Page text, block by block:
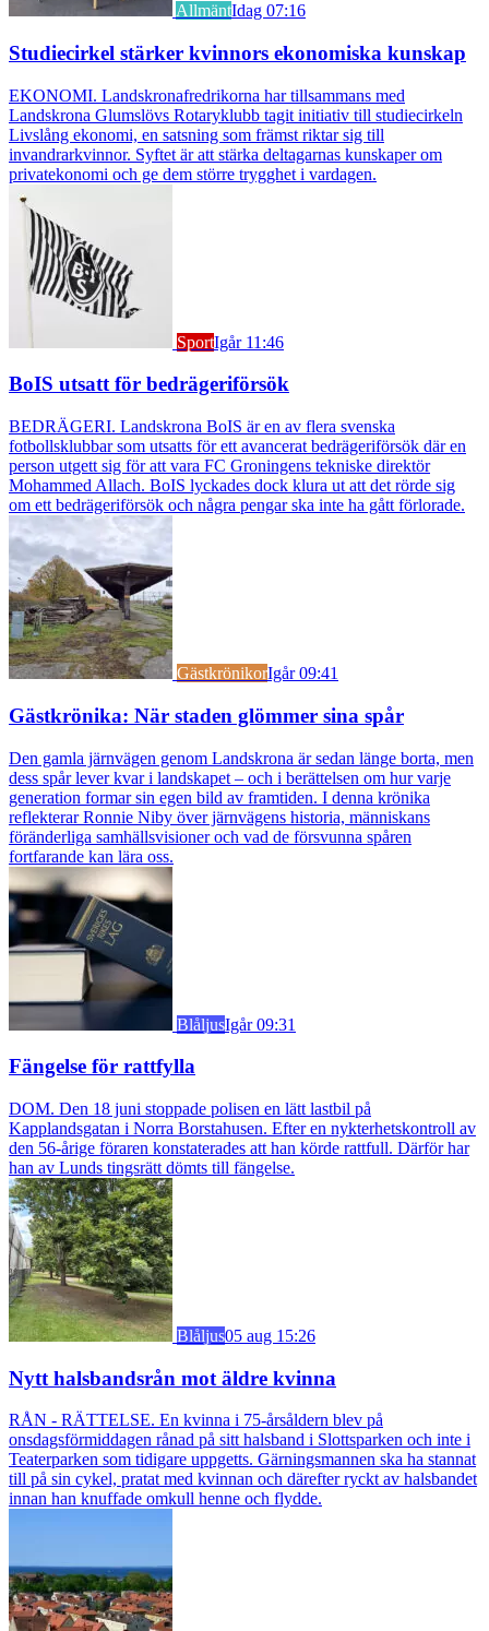
AllmäntIdag 07:16
Studiecirkel stärker kvinnors ekonomiska kunskap
EKONOMI. Landskronafredrikorna har tillsammans med
Landskrona Glumslövs Rotaryklubb tagit initiativ till studiecirkeln
Livslång ekonomi, en satsning som främst riktar sig till
invandrarkvinnor. Syftet är att stärka deltagarnas kunskaper om
privatekonomi och ge dem större trygghet i vardagen.
SportIgår 11:46
BoIS utsatt för bedrägeriförsök
BEDRÄGERI. Landskrona BoIS är en av flera svenska
fotbollsklubbar som utsatts för ett avancerat bedrägeriförsök där en
person utgett sig för att vara FC Groningens tekniske direktör
Mohammed Allach. BoIS lyckades dock klura ut att det rörde sig
om ett bedrägeriförsök och några pengar ska inte ha gått förlorade.
GästkrönikorIgår 09:41
Gästkrönika: När staden glömmer sina spår
Den gamla järnvägen genom Landskrona är sedan länge borta, men
dess spår lever kvar i landskapet – och i berättelsen om hur varje
generation formar sin egen bild av framtiden. I denna krönika
reflekterar Ronnie Niby över järnvägens historia, människans
föränderliga samhällsvisioner och vad de försvunna spåren
fortfarande kan lära oss.
BlåljusIgår 09:31
Fängelse för rattfylla
DOM. Den 18 juni stoppade polisen en lätt lastbil på
Kapplandsgatan i Norra Borstahusen. Efter en nykterhetskontroll av
den 56-årige föraren konstaterades att han körde rattfull. Därför har
han av Lunds tingsrätt dömts till fängelse.
Blåljus05 aug 15:26
Nytt halsbandsrån mot äldre kvinna
RÅN - RÄTTELSE. En kvinna i 75-årsåldern blev på
onsdagsförmiddagen rånad på sitt halsband i Slottsparken och inte i
Teaterparken som tidigare uppgetts. Gärningsmannen ska ha stannat
till på sin cykel, pratat med kvinnan och därefter ryckt av halsbandet
innan han knuffade omkull henne och flydde.